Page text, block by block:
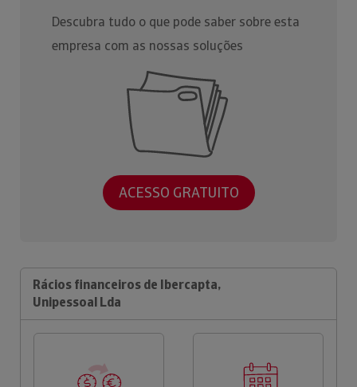
Descubra tudo o que pode saber sobre esta
empresa com as nossas soluções
ACESSO GRATUITO
Rácios financeiros de Ibercapta,
Unipessoal Lda